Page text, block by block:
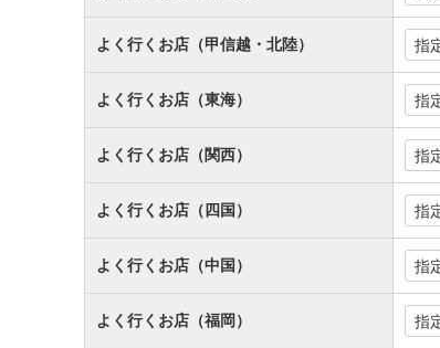
よく行くお店（甲信越・北陸）
よく行くお店（東海）
よく行くお店（関西）
よく行くお店（四国）
よく行くお店（中国）
よく行くお店（福岡）